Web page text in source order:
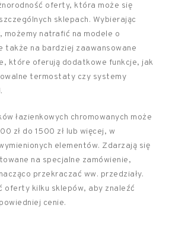
oferty, która może się
sklepach. Wybierając
możemy natrafić na modele o
także na bardziej zaawansowane
które oferują dodatkowe funkcje, jak
termostaty czy systemy
łazienkowych chromowanych może
zł do 1500 zł lub więcej, w
elementów. Zdarzają się
na specjalne zamówienie,
przekraczać ww. przedziały.
oferty kilku sklepów, aby znaleźć
cenie.